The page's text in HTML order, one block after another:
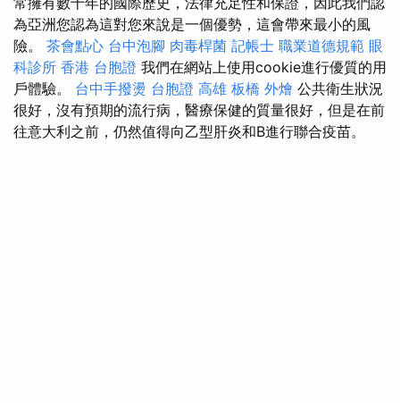
為亞洲您認為這對您來說是一個優勢，這會帶來最小的風
險。 茶會點心 台中泡腳 肉毒桿菌 記帳士 職業道德規範 眼
科診所 香港 台胞證 我們在網站上使用cookie進行優質的用
戶體驗。 台中手撥燙 台胞證 高雄 板橋 外燴 公共衛生狀況
很好，沒有預期的流行病，醫療保健的質量很好，但是在前
往意大利之前，仍然值得向乙型肝炎和B進行聯合疫苗。